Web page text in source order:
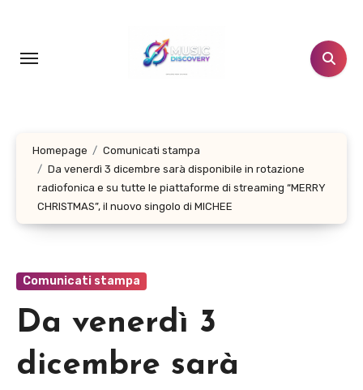
contenuto
Homepage
Comunicati stampa
Da venerdì 3 dicembre sarà disponibile in rotazione
radiofonica e su tutte le piattaforme di streaming “MERRY
CHRISTMAS”, il nuovo singolo di MICHEE
Comunicati stampa
Da venerdì 3
dicembre sarà